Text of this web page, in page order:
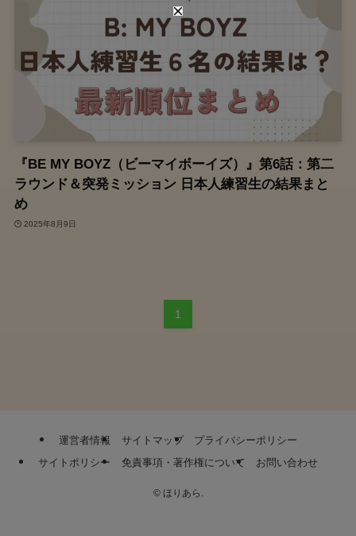
『BE MY BOYZ（ビーマイボーイズ）』第6話：第二
ラウンド＆突発ミッション 日本人練習生の結果まと
め
2025年8月9日
1
運営者情報 サイトマップ
プライバシーポリシー
サイトポリシー
免責事項・著作権について お問い合わせ
©ほりあら.